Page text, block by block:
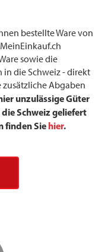
bestellte Ware von
sowie die
in die Schweiz - direkt
zusätzliche Abgaben
unzulässige Güter
Schweiz geliefert
finden Sie hier.